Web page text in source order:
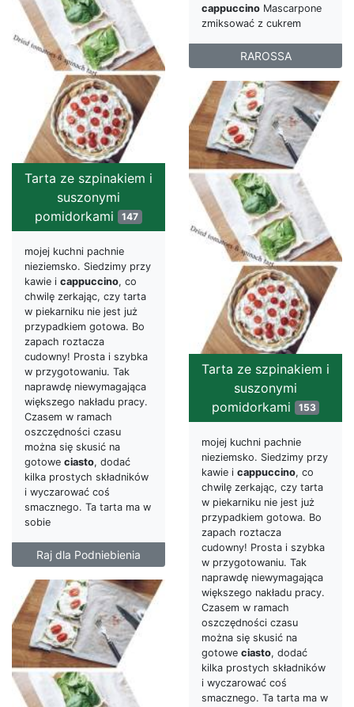
cappuccino Mascarpone
zmiksować z cukrem
RAROSSA
Tarta ze szpinakiem i
suszonymi
pomidorkami 147
mojej kuchni pachnie
nieziemsko. Siedzimy przy
kawie i cappuccino, co
chwilę zerkając, czy tarta
w piekarniku nie jest już
przypadkiem gotowa. Bo
zapach roztacza
cudowny! Prosta i szybka
w przygotowaniu. Tak
naprawdę niewymagająca
większego nakładu pracy.
Czasem w ramach
oszczędności czasu
można się skusić na
gotowe ciasto, dodać
kilka prostych składników
i wyczarować coś
smacznego. Ta tarta ma w
sobie
Raj dla Podniebienia
Tarta ze szpinakiem i
suszonymi
pomidorkami
153
mojej kuchni pachnie
nieziemsko. Siedzimy przy
kawie i cappuccino, co
chwilę zerkając, czy tarta
w piekarniku nie jest już
przypadkiem gotowa. Bo
zapach roztacza
cudowny! Prosta i szybka
w przygotowaniu. Tak
naprawdę niewymagająca
większego nakładu pracy.
Czasem w ramach
oszczędności czasu
można się skusić na
gotowe ciasto, dodać
kilka prostych składników
i wyczarować coś
smacznego. Ta tarta ma w